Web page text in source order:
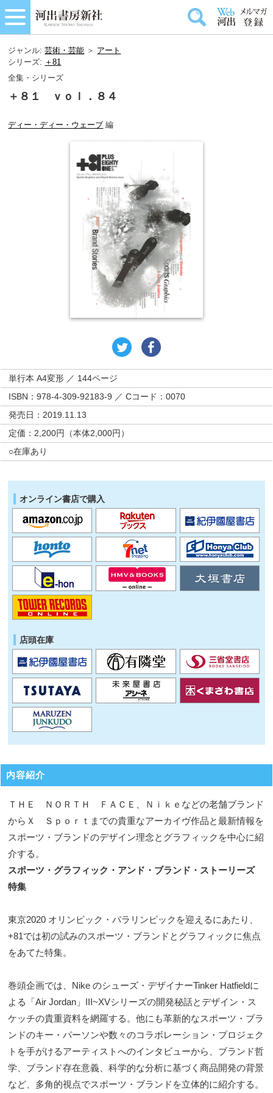
ジャンル:芸術・芸能 ＞ アート
シリーズ: ＋81
全集・シリーズ
＋８１ ｖｏｌ．８４
ディー・ディー・ウェーブ 編
単行本 A4変形 ／ 144ページ
ISBN：978-4-309-92183-9 ／ Cコード：0070
発売日：2019.11.13
定価：2,200円（本体2,000円）
○在庫あり
オンライン書店で購入
店頭在庫
内容紹介
ＴＨＥ ＮＯＲＴＨ ＦＡＣＥ、Ｎｉｋｅなどの老舗ブランド
からＸ Ｓｐｏｒｔまでの貴重なアーカイヴ作品と最新情報を
スポーツ・ブランドのデザイン理念とグラフィックを中心に紹
介する。
スポーツ・グラフィック・アンド・ブランド・ストーリーズ
特集
東京2020 オリンピック・パラリンピックを迎えるにあたり、
+81では初の試みのスポーツ・ブランドとグラフィックに焦点
をあてた特集。
巻頭企画では、Nike のシューズ・デザイナーTinker Hatfieldに
よる「Air Jordan」III~XVシリーズの開発秘話とデザイン・ス
ケッチの貴重資料を網羅する。他にも革新的なスポーツ・ブラ
ンドのキー・パーソンや数々のコラボレーション・プロジェク
トを手がけるアーティストへのインタビューから、ブランド哲
学、ブランド存在意義、科学的な分析に基づく商品開発の背景
など、多角的視点でスポーツ・ブランドを立体的に紹介する。